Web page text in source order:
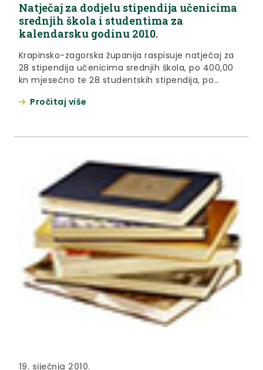
Natječaj za dodjelu stipendija učenicima
srednjih škola i studentima za
kalendarsku godinu 2010.
Krapinsko-zagorska županija raspisuje natječaj za
28 stipendija učenicima srednjih škola, po 400,00
kn mjesečno te 28 studentskih stipendija, po
Pročitaj više
19. siječnja 2010.